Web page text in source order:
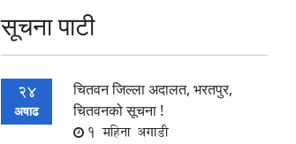
सूचना पाटी
24
अषाढ
चितवन जिल्ला अदालत, भरतपुर,
चितवनको सूचना !
1 महिना अगाडी